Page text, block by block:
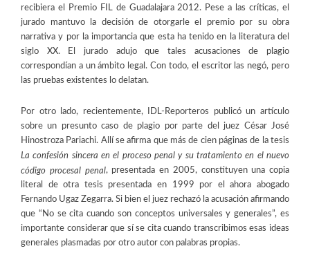
recibiera el Premio FIL de Guadalajara 2012. Pese a las críticas, el
jurado mantuvo la decisión de otorgarle el premio por su obra
narrativa y por la importancia que esta ha tenido en la literatura del
siglo XX. El jurado adujo que tales acusaciones de plagio
correspondían a un ámbito legal. Con todo, el escritor las negó, pero
las pruebas existentes lo delatan.
Por otro lado, recientemente, IDL-Reporteros publicó un artículo
sobre un presunto caso de plagio por parte del juez César José
Hinostroza Pariachi. Allí se afirma que más de cien páginas de la tesis
La confesión sincera en el proceso penal y su tratamiento en el nuevo
código procesal penal, presentada en 2005, constituyen una copia
literal de otra tesis presentada en 1999 por el ahora abogado
Fernando Ugaz Zegarra. Si bien el juez rechazó la acusación afirmando
que “No se cita cuando son conceptos universales y generales”, es
importante considerar que sí se cita cuando transcribimos esas ideas
generales plasmadas por otro autor con palabras propias.